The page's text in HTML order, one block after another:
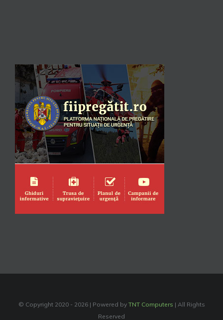
© Copyright 2020 - 2026 | Powered by TNT Computers | All Rights
Reserved